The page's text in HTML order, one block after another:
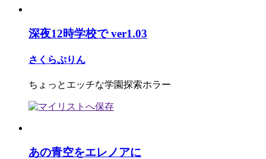
深夜12時学校で ver1.03
さくらぷりん
ちょっとエッチな学園探索ホラー
あの青空をエレノアに